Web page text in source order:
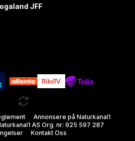
JFF
Annonsere på Naturkanal1
AS Org. nr: 925 597 287
Kontakt Oss